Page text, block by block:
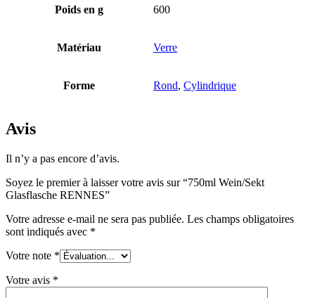
Distributeurs et pompes
Poids en g 600
Matériau Verre
Forme Rond, Cylindrique
Avis
Il n’y a pas encore d’avis.
Soyez le premier à laisser votre avis sur “750ml Wein/Sekt
Glasflasche RENNES”
Votre adresse e-mail ne sera pas publiée. Les champs obligatoires
sont indiqués avec *
Votre note *
Votre avis *